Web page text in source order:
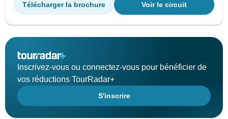
Voir le circuit
Télécharger la brochure
Inscrivez-vous ou connectez-vous pour bénéficier de
vos réductions TourRadar+
S'inscrire